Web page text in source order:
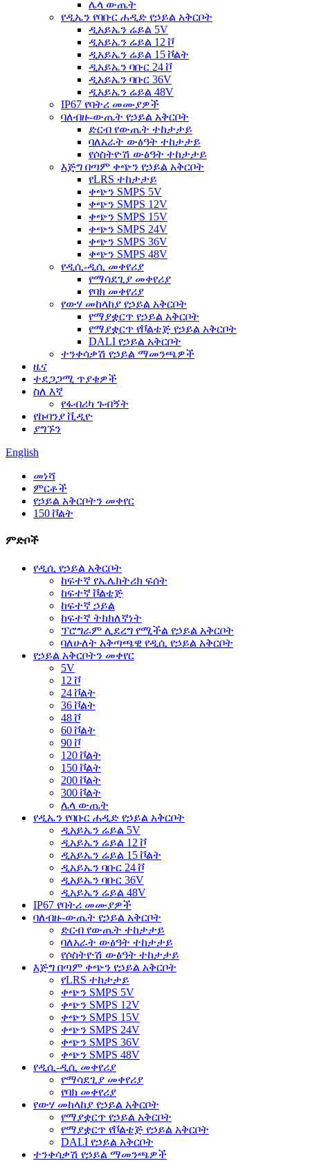
ሌላ ውጤት
የዲኤን የባቡር ሐዲድ የኃይል አቅርቦት
ዲአይኤን ሬይል 5V
ዲአይኤን ሬይል 12 ቮ
ዲአይኤን ሬይል 15 ቮልት
ዲአይኤን ባቡር 24 ቮ
ዲአይኤን ባቡር 36V
ዲአይኤን ሬይል 48V
IP67 የባትሪ መሙያዎች
ባለብዙ-ውጤት የኃይል አቅርቦት
ድርብ የውጤት ተከታታይ
ባለአራት ውፅዓት ተከታታይ
የሶስትዮሽ ውፅዓት ተከታታይ
እጅግ በጣም ቀጭን የኃይል አቅርቦት
የLRS ተከታታይ
ቀጭን SMPS 5V
ቀጭን SMPS 12V
ቀጭን SMPS 15V
ቀጭን SMPS 24V
ቀጭን SMPS 36V
ቀጭን SMPS 48V
የዲሲ-ዲሲ መቀየሪያ
የማሳደጊያ መቀየሪያ
የባክ መቀየሪያ
የውሃ መከላከያ የኃይል አቅርቦት
የማያቋርጥ የኃይል አቅርቦት
የማያቋርጥ የቮልቴጅ የኃይል አቅርቦት
DALI የኃይል አቅርቦት
ተንቀሳቃሽ የኃይል ማመንጫዎች
ዜና
ተደጋጋሚ ጥያቄዎች
ስለ እኛ
የፋብሪካ ጉብኝት
የኩባንያ ቪዲዮ
ያግኙን
English
መነሻ
ምርቶች
የኃይል አቅርቦትን መቀየር
150 ቮልት
ምድቦች
የዲሲ የኃይል አቅርቦት
ከፍተኛ የኤሌክትሪክ ፍሰት
ከፍተኛ ቮልቴጅ
ከፍተኛ ኃይል
ከፍተኛ ትክክለኛነት
ፕሮግራም ሊደረግ የሚችል የኃይል አቅርቦት
ባለሁለት አቅጣጫዊ የዲሲ የኃይል አቅርቦት
የኃይል አቅርቦትን መቀየር
5V
12 ቮ
24 ቮልት
36 ቮልት
48 ቮ
60 ቮልት
90 ቮ
120 ቮልት
150 ቮልት
200 ቮልት
300 ቮልት
ሌላ ውጤት
የዲኤን የባቡር ሐዲድ የኃይል አቅርቦት
ዲአይኤን ሬይል 5V
ዲአይኤን ሬይል 12 ቮ
ዲአይኤን ሬይል 15 ቮልት
ዲአይኤን ባቡር 24 ቮ
ዲአይኤን ባቡር 36V
ዲአይኤን ሬይል 48V
IP67 የባትሪ መሙያዎች
ባለብዙ-ውጤት የኃይል አቅርቦት
ድርብ የውጤት ተከታታይ
ባለአራት ውፅዓት ተከታታይ
የሶስትዮሽ ውፅዓት ተከታታይ
እጅግ በጣም ቀጭን የኃይል አቅርቦት
የLRS ተከታታይ
ቀጭን SMPS 5V
ቀጭን SMPS 12V
ቀጭን SMPS 15V
ቀጭን SMPS 24V
ቀጭን SMPS 36V
ቀጭን SMPS 48V
የዲሲ-ዲሲ መቀየሪያ
የማሳደጊያ መቀየሪያ
የባክ መቀየሪያ
የውሃ መከላከያ የኃይል አቅርቦት
የማያቋርጥ የኃይል አቅርቦት
የማያቋርጥ የቮልቴጅ የኃይል አቅርቦት
DALI የኃይል አቅርቦት
ተንቀሳቃሽ የኃይል ማመንጫዎች